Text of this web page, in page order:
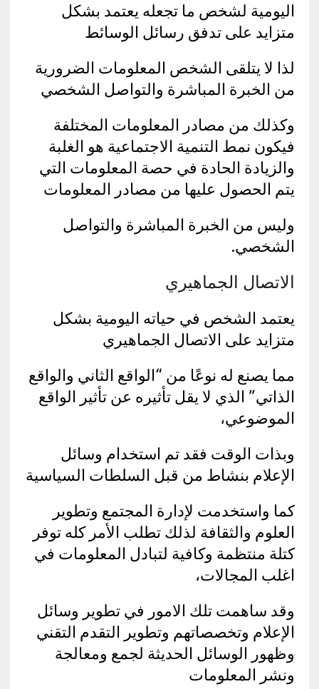
اليومية لشخص ما تجعله يعتمد بشكل
متزايد على تدفق رسائل الوسائط
لذا لا يتلقى الشخص المعلومات الضرورية
من الخبرة المباشرة والتواصل الشخصي
وكذلك من مصادر المعلومات المختلفة
فيكون نمط التنمية الاجتماعية هو الغلبة
والزيادة الحادة في حصة المعلومات التي
يتم الحصول عليها من مصادر المعلومات
وليس من الخبرة المباشرة والتواصل
الشخصي.
الاتصال الجماهيري
يعتمد الشخص في حياته اليومية بشكل
متزايد على الاتصال الجماهيري
مما يصنع له نوعًا من “الواقع الثاني والواقع
الذاتي” الذي لا يقل تأثيره عن تأثير الواقع
الموضوعي،
وبذات الوقت فقد تم استخدام وسائل
الإعلام بنشاط من قبل السلطات السياسية
كما واستخدمت لإدارة المجتمع وتطوير
العلوم والثقافة لذلك تطلب الأمر كله توفر
كتلة منتظمة وكافية لتبادل المعلومات في
اغلب المجالات،
وقد ساهمت تلك الامور في تطوير وسائل
الإعلام وتخصصاتهم وتطوير التقدم التقني
وظهور الوسائل الحديثة لجمع ومعالجة
ونشر المعلومات